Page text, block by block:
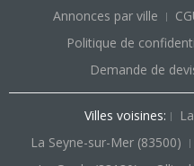
Annonces par ville
Politique de
Demande de
Villes voisines:
La Seyne-sur-Mer (83500)